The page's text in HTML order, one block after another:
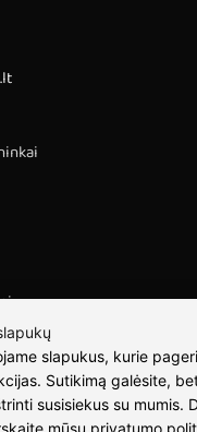
slapukus, kurie
Sutikimą galėsite,
susisiekus su mumis.
mūsų privatumo